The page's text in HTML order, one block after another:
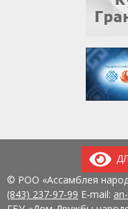
© РОО «Ассамблея
(843) 237-97-99 E-mail: